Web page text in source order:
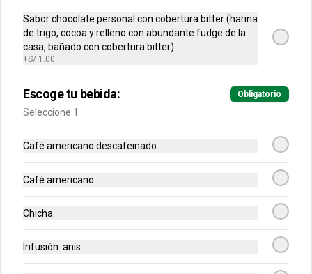
/ castaña x 18
4 pecana /4 maicena /5 chocolate / 5
castaña
Una caja irresistible de mini alfajores
gourmet con una combinación fresca y
refrescante y cheesecake cremoso. Un
S/ 19.90
Alfajores personales
Sabor chocolate personal con cobertura bitter (harina
de trigo, cocoa y relleno con abundante fudge de la
casa, bañado con cobertura bitter)
+S/ 1.00
Escoge tu bebida: Obligatorio
Seleccione 1
Café americano descafeinado
Café americano
Chicha
Infusión: anís